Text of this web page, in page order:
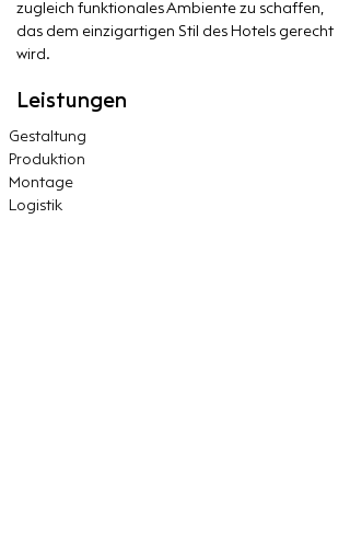
zugleich funktionales Ambiente zu schaffen,
das dem einzigartigen Stil des Hotels gerecht
wird.
Leistungen
Gestaltung
Produktion
Montage
Logistik